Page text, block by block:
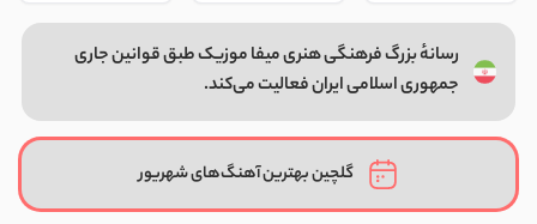
رسانهٔ بزرگ فرهنگی هنری میفا موزیک طبق قوانین جاری
جمهوری اسلامی ایران فعالیت می‌کند.
گلچین بهترین آهنگ‌های شهریور